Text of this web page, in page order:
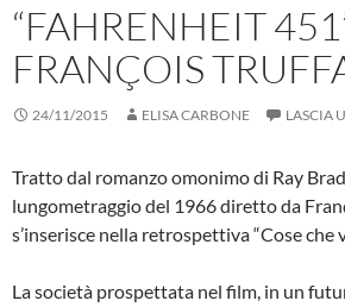
“FAHRENHEIT
FRANÇOIS
24/11/2015 ELISA CARBONE LASCIA
Tratto dal romanzo omonimo di Ray
lungometraggio del 1966 diretto da
s’inserisce nella retrospettiva “Cose che
La società prospettata nel film, in un